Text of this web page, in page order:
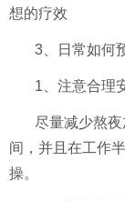
想的疗效
3、日常如何
1、注意合理
尽量减少熬
间，并且在工作
操。